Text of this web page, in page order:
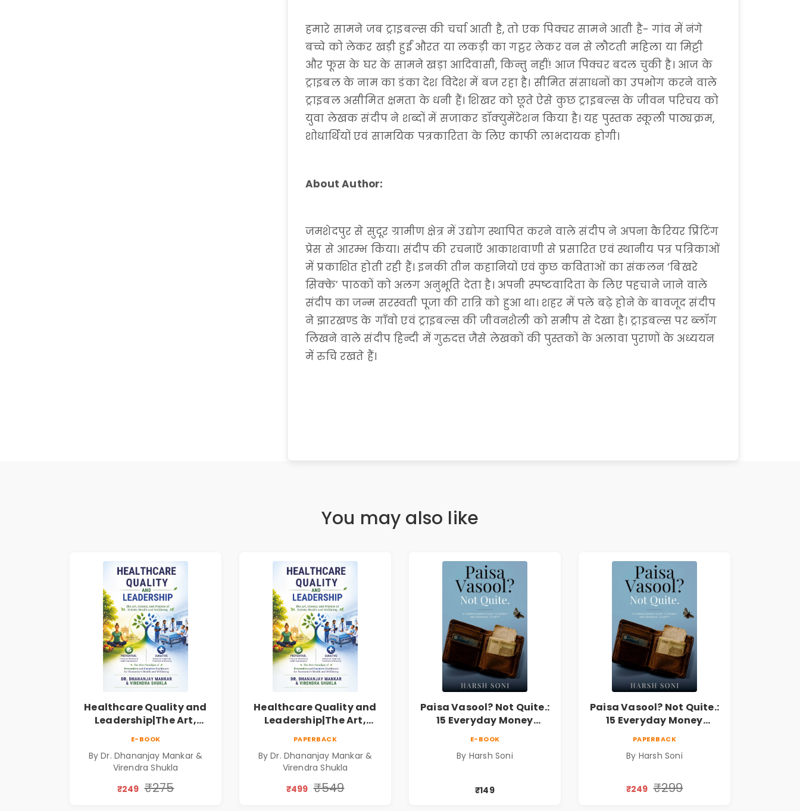
हमारे सामने जब ट्राइबल्स की चर्चा आती है, तो एक पिक्चर सामने आती है- गांव में नंगे
बच्चे को लेकर खड़ी हुईं औरत या लकड़ी का गट्ठर लेकर वन से लौटती महिला या मिट्टी
और फूस के घर के सामने खड़ा आदिवासी, किन्तु नहीं! आज पिक्चर बदल चुकी है। आज के
ट्राइबल के नाम का डंका देश विदेश में बज रहा है। सीमित संसाधनों का उपभोग करने वाले
ट्राइबल असीमित क्षमता के धनी हैं। शिखर को छूते ऐसे कुछ ट्राइबल्स के जीवन परिचय को
युवा लेखक संदीप ने शब्दों में सजाकर डॉक्युमेंटेशन किया है। यह पुस्तक स्कूली पाठ्यक्रम,
शोधार्थियों एवं सामयिक पत्रकारिता के लिए काफी लाभदायक होगी।
About Author:
जमशेदपुर से सुदूर ग्रामीण क्षेत्र में उद्योग स्थापित करने वाले संदीप ने अपना कैरियर प्रिंटिंग
प्रेस से आरम्भ किया। संदीप की रचनाएँ आकाशवाणी से प्रसारित एवं स्थानीय पत्र पत्रिकाओं
में प्रकाशित होती रही हैं। इनकी तीन कहानियों एवं कुछ कविताओं का संकलन ‘बिखरे
सिक्के’ पाठकों को अलग अनुभूति देता है। अपनी स्पष्टवादिता के लिए पहचाने जाने वाले
संदीप का जन्म सरस्वती पूजा की रात्रि को हुआ था। शहर में पले बढ़े होने के बावजूद संदीप
ने झारखण्ड के गाँवो एवं ट्राइबल्स की जीवनशैली को समीप से देखा है। ट्राइबल्स पर ब्लॉग
लिखने वाले संदीप हिन्दी में गुरुदत्त जैसे लेखकों की पुस्तकों के अलावा पुराणों के अध्ययन
में रुचि रखते हैं।
You may also like
Healthcare Quality and
Leadership|The Art,
Wellbeing | Medical
Leadership Book
E-BOOK
By Dr. Dhananjay Mankar &
Virendra Shukla
₹249 ₹275
Healthcare Quality and
Leadership|The Art,
Wellbeing | Medical
Leadership Book
PAPERBACK
By Dr. Dhananjay Mankar &
Virendra Shukla
₹499 ₹549
Paisa Vasool? Not Quite.:
15 Everyday Money
Practical Habits for
E-BOOK
By Harsh Soni
₹149
Paisa Vasool? Not Quite.:
15 Everyday Money
Practical Habits for
PAPERBACK
By Harsh Soni
₹249 ₹299